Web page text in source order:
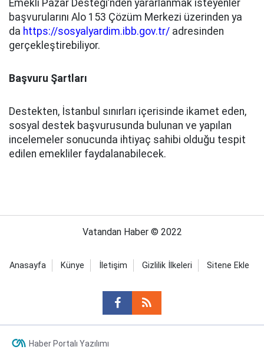
Emekli Pazar Desteği’nden yararlanmak isteyenler
başvurularını Alo 153 Çözüm Merkezi üzerinden ya
da https://sosyalyardim.ibb.gov.tr/ adresinden
gerçekleştirebiliyor.
Başvuru Şartları
Destekten, İstanbul sınırları içerisinde ikamet eden,
sosyal destek başvurusunda bulunan ve yapılan
incelemeler sonucunda ihtiyaç sahibi olduğu tespit
edilen emekliler faydalanabilecek.
Vatandan Haber © 2022
Anasayfa Künye İletişim Gizlilik İlkeleri Sitene Ekle
Haber Portalı Yazılımı